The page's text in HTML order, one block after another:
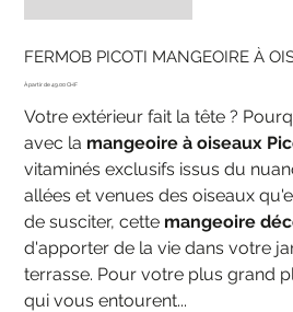
FERMOB PICOTI MANGEOIRE À
Prix 49.00 CHF
Votre extérieur fait la tête ?
avec la mangeoire à oiseaux
vitaminés exclusifs issus du
allées et venues des oiseaux
de susciter, cette mangeoire
d'apporter de la vie dans votre
terrasse. Pour votre plus grand
qui vous entourent...